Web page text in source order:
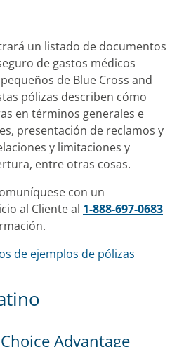
un listado de documentos
de gastos médicos
de Blue Cross and
pólizas describen cómo
en términos generales e
presentación de reclamos y
y limitaciones y
entre otras cosas.
con un
al Cliente al 1-888-697-0683
de ejemplos de pólizas
Advantage